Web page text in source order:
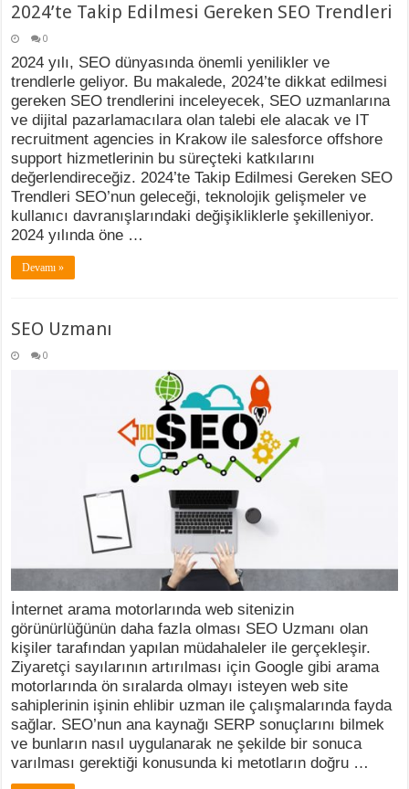
2024’te Takip Edilmesi Gereken SEO Trendleri
0
2024 yılı, SEO dünyasında önemli yenilikler ve
trendlerle geliyor. Bu makalede, 2024’te dikkat edilmesi
gereken SEO trendlerini inceleyecek, SEO uzmanlarına
ve dijital pazarlamacılara olan talebi ele alacak ve IT
recruitment agencies in Krakow ile salesforce offshore
support hizmetlerinin bu süreçteki katkılarını
değerlendireceğiz. 2024’te Takip Edilmesi Gereken SEO
Trendleri SEO’nun geleceği, teknolojik gelişmeler ve
kullanıcı davranışlarındaki değişikliklerle şekilleniyor.
2024 yılında öne …
Devamı »
SEO Uzmanı
0
İnternet arama motorlarında web sitenizin
görünürlüğünün daha fazla olması SEO Uzmanı olan
kişiler tarafından yapılan müdahaleler ile gerçekleşir.
Ziyaretçi sayılarının artırılması için Google gibi arama
motorlarında ön sıralarda olmayı isteyen web site
sahiplerinin işinin ehlibir uzman ile çalışmalarında fayda
sağlar. SEO’nun ana kaynağı SERP sonuçlarını bilmek
ve bunların nasıl uygulanarak ne şekilde bir sonuca
varılması gerektiği konusunda ki metotların doğru …